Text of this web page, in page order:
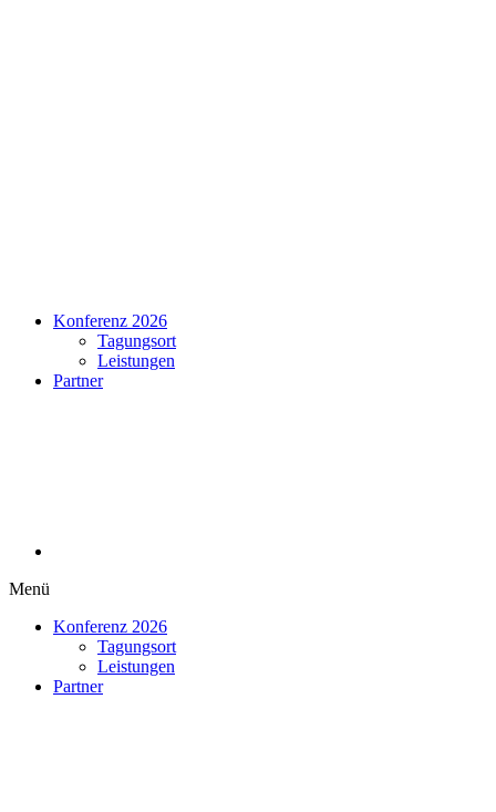
Konferenz 2026
Tagungsort
Leistungen
Partner
Menü
Konferenz 2026
Tagungsort
Leistungen
Partner